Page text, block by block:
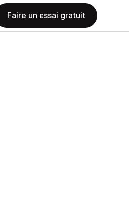
Faire un essai gratuit